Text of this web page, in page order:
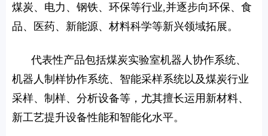
煤炭、电力、钢铁、环保等行业,并逐步向环保、食
品、医药、新能源、材料科学等新兴领域拓展。
代表性产品包括煤炭实验室机器人协作系统、
机器人制样协作系统、智能采样系统以及煤炭行业
采样、制样、分析设备等，尤其擅长运用新材料、
新工艺提升设备性能和智能化水平。